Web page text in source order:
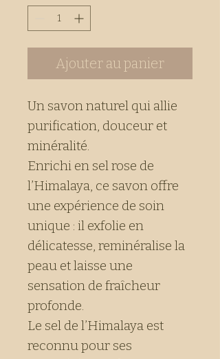
Ajouter au panier
Un savon naturel qui allie
purification, douceur et
minéralité.
Enrichi en sel rose de
l’Himalaya, ce savon offre
une expérience de soin
unique : il exfolie en
délicatesse, reminéralise la
peau et laisse une
sensation de fraîcheur
profonde.
Le sel de l’Himalaya est
reconnu pour ses